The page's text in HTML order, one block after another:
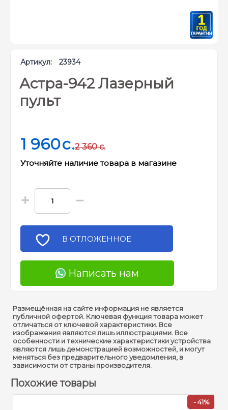
Артикул: 23934
Астра-942 Лазерный
пульт
1 960c.
Уточняйте наличие товара в магазине
2 360 c.
+ −
В ОТЛОЖЕННОЕ
Написать нам
Размещённая на сайте информация не является
публичной офертой. Ключевая функция товара может
отличаться от ключевой характеристики. Все
изображения являются лишь иллюстрациями. Все
особенности и технические характеристики устройства
являются лишь демонстрацией возможностей, и могут
меняться без предварительного уведомления, в
зависимости от страны производителя.
Похожие товары
- 41%